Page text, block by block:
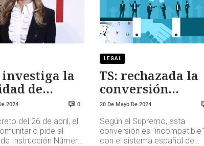
investiga la
de
Gomez
2024 0
del 26 de abril, el
pide al
Instrucción Número
LEGAL
TS: rechazada la
conversión
automática de
interinos públicos
en indefinidos
28 De Mayo De 2024
Según el Supremo, esta
conversión es "incompatible"
con el sistema español de